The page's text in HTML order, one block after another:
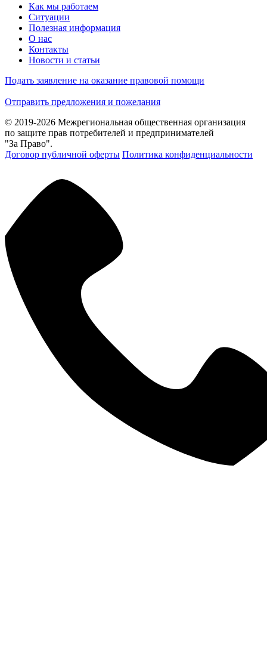
Как мы работаем
Ситуации
Полезная информация
О нас
Контакты
Новости и статьи
Подать заявление на оказание правовой помощи
Отправить предложения и пожелания
© 2019-2026 Межрегиональная общественная организация
по защите прав потребителей и предпринимателей
"За Право".
Договор публичной оферты Политика конфиденциальности